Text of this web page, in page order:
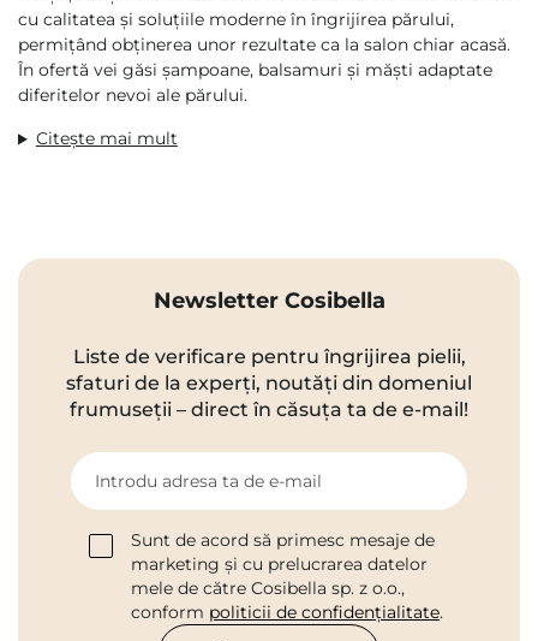
cu calitatea și soluțiile moderne în îngrijirea părului,
permițând obținerea unor rezultate ca la salon chiar acasă.
În ofertă vei găsi șampoane, balsamuri și măști adaptate
diferitelor nevoi ale părului.
Citește mai mult
Newsletter Cosibella
Liste de verificare pentru îngrijirea pielii,
sfaturi de la experți, noutăți din domeniul
frumuseții – direct în căsuța ta de e-mail!
Introdu adresa ta de e-mail
Sunt de acord să primesc mesaje de
marketing și cu prelucrarea datelor
mele de către Cosibella sp. z o.o.,
conform politicii de confidențialitate.